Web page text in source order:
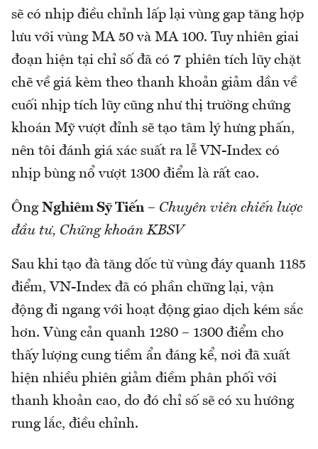
sẽ có nhịp điều chỉnh lấp lại vùng gap tăng hợp
lưu với vùng MA 50 và MA 100. Tuy nhiên giai
đoạn hiện tại chỉ số đã có 7 phiên tích lũy chặt
chẽ về giá kèm theo thanh khoản giảm dần về
cuối nhịp tích lũy cũng như thị trường chứng
khoán Mỹ vượt đỉnh sẽ tạo tâm lý hưng phấn,
nên tôi đánh giá xác suất ra lễ VN-Index có
nhịp bùng nổ vượt 1300 điểm là rất cao.
Ông Nghiêm Sỹ Tiến– Chuyên viên chiến lược
đầu tư, Chứng khoán KBSV
Sau khi tạo đà tăng dốc từ vùng đáy quanh 1185
điểm, VN-Index đã có phần chững lại, vận
động đi ngang với hoạt động giao dịch kém sắc
hơn. Vùng cản quanh 1280 – 1300 điểm cho
thấy lượng cung tiềm ẩn đáng kể, nơi đã xuất
hiện nhiều phiên giảm điềm phân phối với
thanh khoản cao, do đó chỉ số sẽ có xu hướng
rung lắc, điều chỉnh.